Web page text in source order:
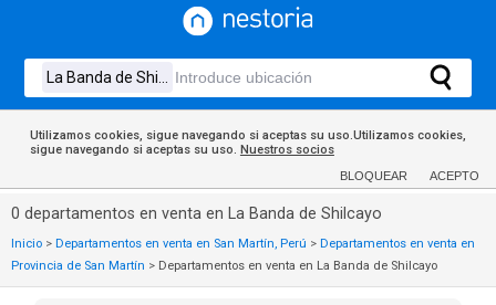
Utilizamos cookies, sigue navegando si aceptas su uso.Utilizamos cookies,
sigue navegando si aceptas su uso. Nuestros socios
BLOQUEAR ACEPTO
0 departamentos en venta en La Banda de Shilcayo
Inicio > Departamentos en venta en San Martín, Perú > Departamentos en venta en
Provincia de San Martín > Departamentos en venta en La Banda de Shilcayo